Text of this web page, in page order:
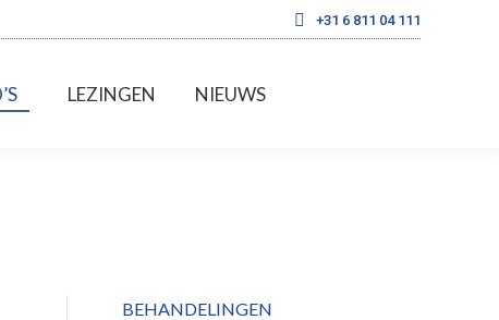
+31 6 811 04 111
LEZINGEN NIEUWS
BEHANDELINGEN
FOTO’S LEZINGEN NIEUWS